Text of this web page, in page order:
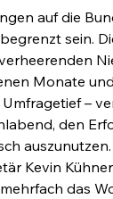
auf die
sein.
Monate
–
den
auszunutzen.
Kevin
das